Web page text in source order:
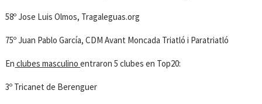
58º Jose Luis Olmos, Tragaleguas.org
75º Juan Pablo García, CDM Avant Moncada Triatló i Paratriatló
En clubes masculinoentraron 5 clubes en Top20:
3º Tricanet de Berenguer